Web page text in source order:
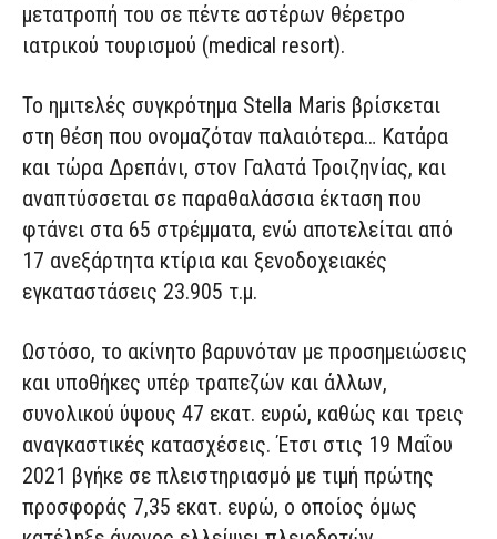
μετατροπή του σε πέντε αστέρων θέρετρο
ιατρικού τουρισμού (medical resort).
Το ημιτελές συγκρότημα Stella Maris βρίσκεται
στη θέση που ονομαζόταν παλαιότερα… Κατάρα
και τώρα Δρεπάνι, στον Γαλατά Τροιζηνίας, και
αναπτύσσεται σε παραθαλάσσια έκταση που
φτάνει στα 65 στρέμματα, ενώ αποτελείται από
17 ανεξάρτητα κτίρια και ξενοδοχειακές
εγκαταστάσεις 23.905 τ.μ.
Ωστόσο, το ακίνητο βαρυνόταν με προσημειώσεις
και υποθήκες υπέρ τραπεζών και άλλων,
συνολικού ύψους 47 εκατ. ευρώ, καθώς και τρεις
αναγκαστικές κατασχέσεις. Έτσι στις 19 Μαΐου
2021 βγήκε σε πλειστηριασμό με τιμή πρώτης
προσφοράς 7,35 εκατ. ευρώ, ο οποίος όμως